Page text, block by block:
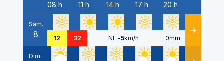
Date
08 h 11 h 14 h 17 h 20 h
Sam.
8 12 32 NE -5km/h 0mm Détails
Dim.